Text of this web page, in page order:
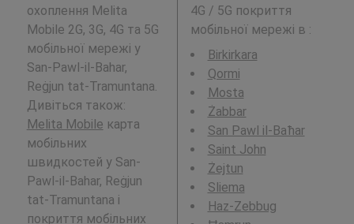
охоплення Melita
Mobile 2G, 3G, 4G та 5G
мобільної мережі у
San-Pawl-il-Bahar,
Reġjun tat-Tramuntana.
Дивіться також:
Melita Mobile карта
мобільних
швидкостей у San-
Pawl-il-Bahar, Reġjun
tat-Tramuntana і
покриття мобільних
4G / 5G покриття
мобільної мережі в :
Birkirkara
Qormi
Mosta
Żabbar
San Pawl il-Baħar
Saint John
Żejtun
Sliema
Haz-Zebbug